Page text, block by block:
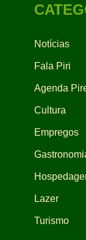
Notícias
Fala Piri
Agenda
Cultura
Empregos
Lazer
Turismo